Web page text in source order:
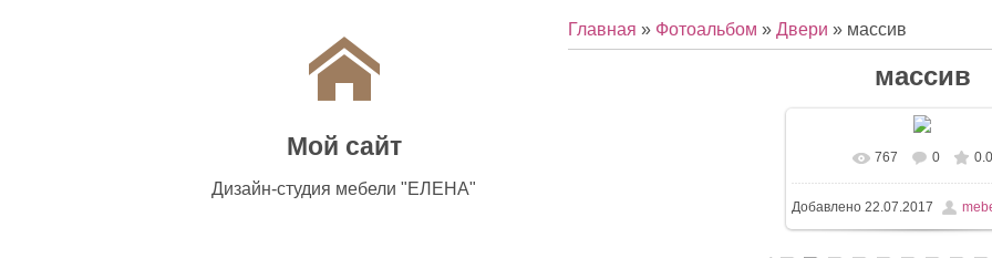
Мой сайт
Дизайн-студия мебели "ЕЛЕНА"
Главная » Фотоальбом » Двери » массив
массив
767 0 0.0
Добавлено22.07.2017